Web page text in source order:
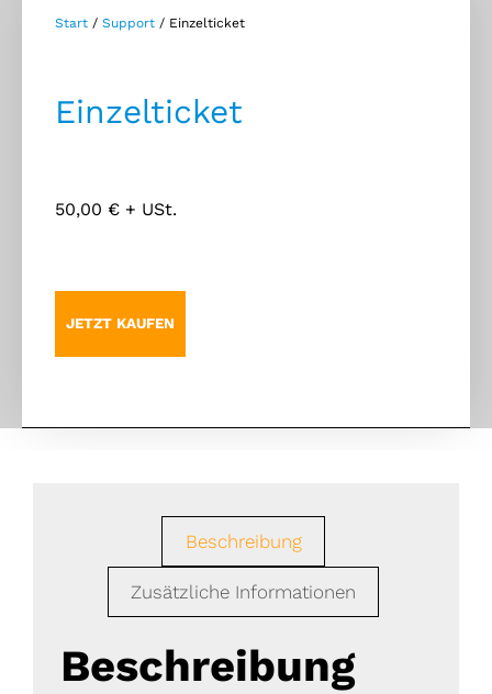
Start / Support / Einzelticket
Einzelticket
50,00 € + USt.
JETZT KAUFEN
Beschreibung
Zusätzliche Informationen
Beschreibung